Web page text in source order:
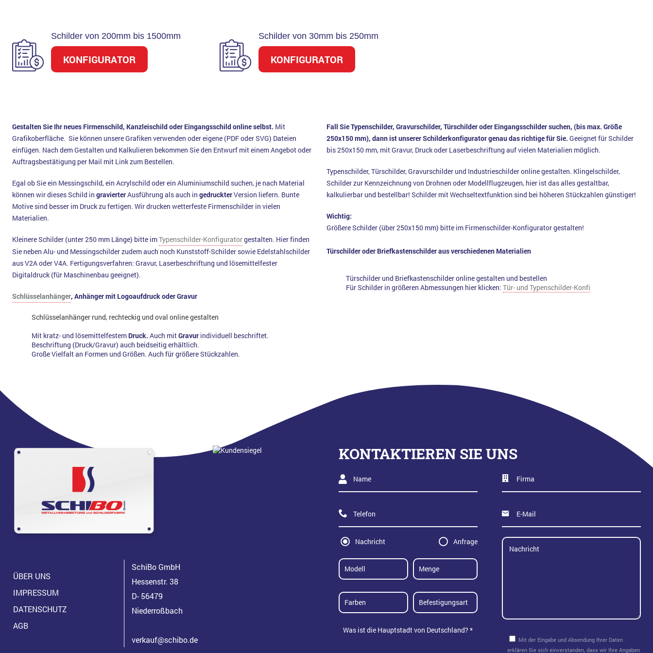
Schilder von 200mm bis 1500mm
KONFIGURATOR
Schilder von 30mm bis 250mm
KONFIGURATOR
Gestalten Sie Ihr neues Firmenschild, Kanzleischild oder Eingangsschild online selbst. Mit
Grafikoberfläche. Sie können unsere Grafiken verwenden oder eigene (PDF oder SVG) Dateien
einfügen. Nach dem Gestalten und Kalkulieren bekommen Sie den Entwurf mit einem Angebot oder
Auftragsbestätigung per Mail mit Link zum Bestellen.
Egal ob Sie ein Messingschild, ein Acrylschild oder ein Aluminiumschild suchen, je nach Material
können wir dieses Schild in gravierterAusführung als auch in gedruckterVersion liefern. Bunte
Motive sind besser im Druck zu fertigen. Wir drucken wetterfeste Firmenschilder in vielen
Materialien.
Kleinere Schilder (unter 250 mm Länge) bitte imTypenschilder-Konfiguratorgestalten. Hier finden
Sie neben Alu- und Messingschilder zudem auch noch Kunststoff-Schilder sowie Edelstahlschilder
aus V2A oder V4A. Fertigungsverfahren: Gravur, Laserbeschriftung und lösemittelfester
Digitaldruck (für Maschinenbau geeignet).
Schlüsselanhänger, Anhänger mit Logoaufdruck oder Gravur
Schlüsselanhänger rund, rechteckig und oval online gestalten
Mit kratz- und lösemittelfestem Druck. Auch mitGravur individuell beschriftet.
Beschriftung (Druck/Gravur) auch beidseitig erhältlich.
Große Vielfalt an Formen und Größen. Auch für größere Stückzahlen.
Fall Sie Typenschilder, Gravurschilder, Türschilder oder Eingangsschilder suchen, (bis max. Größe
250x150 mm), dann ist unserer Schilderkonfigurator genau das richtige für Sie. Geeignet für Schilder
bis 250x150 mm, mit Gravur, Druck oder Laserbeschriftung auf vielen Materialien möglich.
Typenschilder, Türschilder, Gravurschilder und Industrieschilder online gestalten. Klingelschilder,
Schilder zur Kennzeichnung von Drohnen oder Modellflugzeugen, hier ist das alles gestaltbar,
kalkulierbar und bestellbar! Schilder mit Wechseltextfunktion sind bei höheren Stückzahlen günstiger!
Wichtig:
Größere Schilder (über 250x150 mm) bitte im Firmenschilder-Konfigurator gestalten!
Türschilder oder Briefkastenschilder aus verschiedenen Materialien
Türschilder und Briefkastenschilder online gestalten und bestellen
Für Schilder in größeren Abmessungen hier klicken: Tür- und Typenschilder-Konfi
ÜBER UNS
IMPRESSUM
DATENSCHUTZ
AGB
SchiBo GmbH
Hessenstr. 38
D- 56479
Niederroßbach
verkauf@schibo.de
KONTAKTIEREN SIE UNS
Nachricht Anfrage
Namensschilder
Gardarobenmarke
5
10
Was ist die Hauptstadt von Deutschland? *
Mit der Eingabe und Absendung Ihrer Daten
erklären Sie sich einverstanden, dass wir Ihre Angaben